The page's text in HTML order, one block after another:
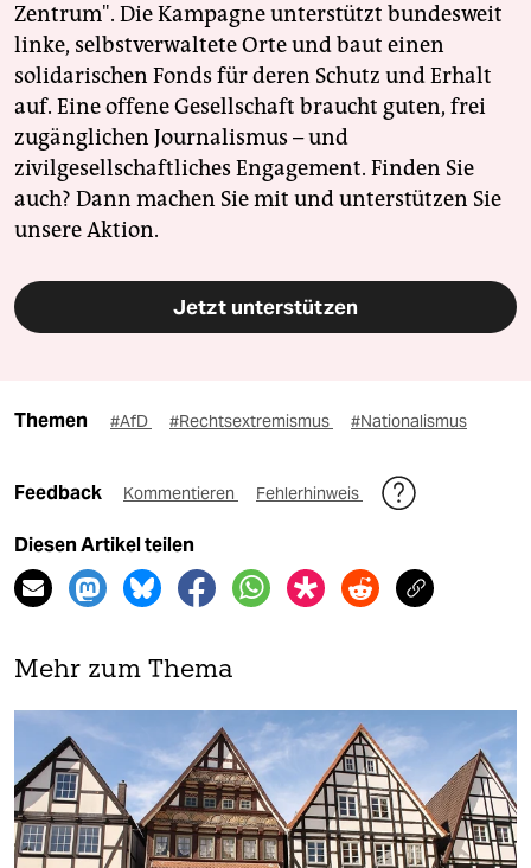
Zentrum". Die Kampagne unterstützt bundesweit
linke, selbstverwaltete Orte und baut einen
solidarischen Fonds für deren Schutz und Erhalt
auf. Eine offene Gesellschaft braucht guten, frei
zugänglichen Journalismus – und
zivilgesellschaftliches Engagement. Finden Sie
auch? Dann machen Sie mit und unterstützen Sie
unsere Aktion.
Jetzt unterstützen
Themen #AfD #Rechtsextremismus #Nationalismus
Feedback Kommentieren Fehlerhinweis
Diesen Artikel teilen
Mehr zum Thema